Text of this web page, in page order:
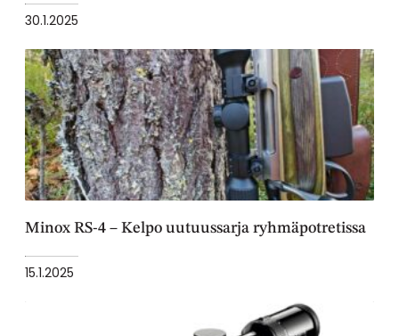
30.1.2025
Minox RS-4 – Kelpo uutuussarja ryhmäpotretissa
15.1.2025